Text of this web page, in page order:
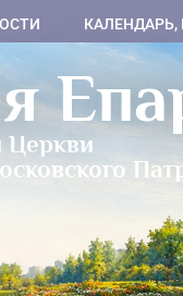
КАЛЕНДАРЬ,
Церкви